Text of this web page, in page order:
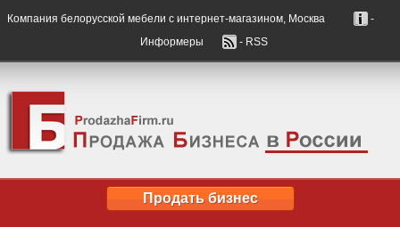
Компания белорусской мебели с интернет-магазином, Москва
-
Информеры
- RSS
Продать бизнес